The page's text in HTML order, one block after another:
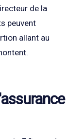
de la
peuvent
allant au